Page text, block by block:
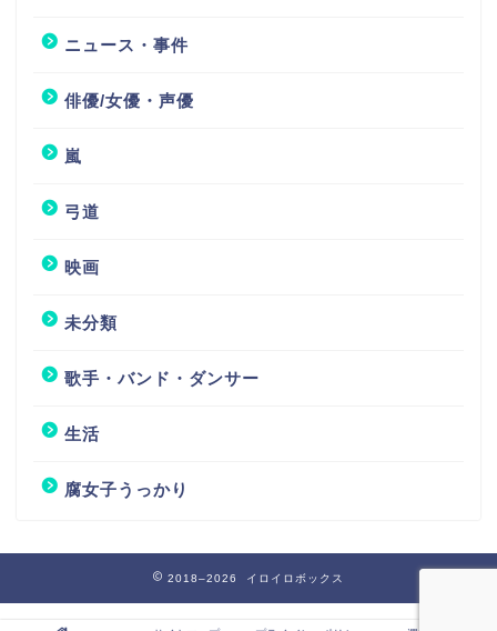
ニュース・事件
俳優/女優・声優
嵐
弓道
映画
未分類
歌手・バンド・ダンサー
生活
腐女子うっかり
2018–2026 イロイロボックス